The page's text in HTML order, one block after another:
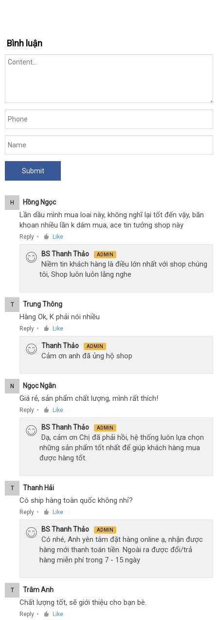
Bình luận
H Hồng Ngọc
Lần dầu mình mua loai này, không nghĩ lại tốt đến vậy, băn
khoan nhiều lần k dám mua, ace tin tưởng shop này
Reply ● Like
BS Thanh Thảo ADMIN
Niềm tin khách hàng là điều lớn nhất với shop chúng
tôi, Shop luôn luôn lắng nghe
T Trung Thông
Hàng Ok, K phải nói nhiều
Reply ● Like
Thanh Thảo ADMIN
Cảm ơn anh đã ủng hộ shop
N Ngọc Ngân
Giá rẻ, sản phẩm chất lượng, mình rất thích!
Reply ● Like
BS Thanh Thảo ADMIN
Dạ, cảm ơn Chị đã phải hồi, hệ thống luôn lựa chọn
những sản phẩm tốt nhất để giúp khách hàng mua
được hàng tốt.
T Thanh Hải
Có ship hàng toàn quốc không nhỉ?
Reply ● Like
BS Thanh Thảo ADMIN
Có nhé, Anh yên tâm đặt hàng online ạ, nhận được
hàng mới thanh toán tiền. Ngoài ra được đổi/trả
hàng miễn phí trong 7 - 15 ngày
T Trâm Anh
Chất lượng tốt, sẽ giới thiệu cho bạn bè.
Reply ● Like